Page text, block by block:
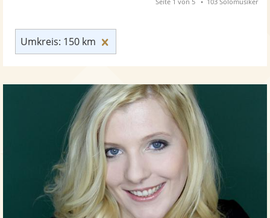
Umkreis: 150 km